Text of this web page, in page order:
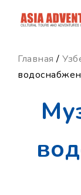
news_id
Главная /